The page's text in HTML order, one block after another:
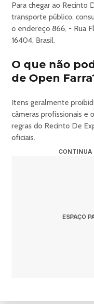
Para chegar ao Recinto
transporte público,
o endereço 866, - Rua
16404, Brasil.
O que não
de Open
Itens geralmente
câmeras profissionais e
regras do Recinto De
oficiais.
CONTINUA
ESPAÇO